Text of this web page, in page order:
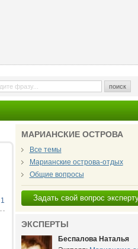
поиск
1
МАРИАНСКИЕ ОСТРОВА
Все темы
Марианские острова-отдых
Общие вопросы
Задать свой вопрос
ЭКСПЕРТЫ
Беспалова Наталья